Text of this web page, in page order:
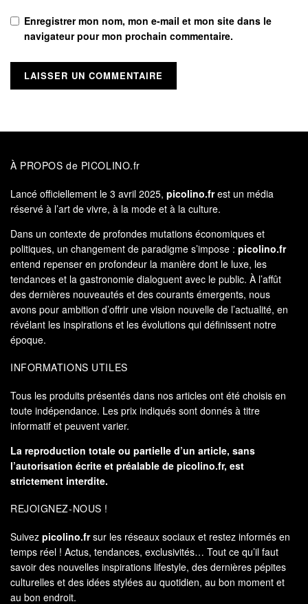
Enregistrer mon nom, mon e-mail et mon site dans le
navigateur pour mon prochain commentaire.
À PROPOS de PICOLINO.fr
Lancé officiellement le 3 avril 2025, picolino.frest un média
réservé à l’art de vivre, à la mode et à la culture.
Dans un contexte de profondes mutations économiques et
politiques, un changement de paradigme s’impose : picolino.fr
entend repenser en profondeur la manière dont le luxe, les
tendances et la gastronomie dialoguent avec le public. À l’affût
des dernières nouveautés et des courants émergents, nous
avons pour ambition d’offrir une vision nouvelle de l’actualité, en
révélant les inspirations et les évolutions qui définissent notre
époque.
INFORMATIONS UTILES
Tous les produits présentés dans nos articles ont été choisis en
toute indépendance. Les prix indiqués sont donnés à titre
informatif et peuvent varier.
La reproduction totale ou partielle d’un article, sans
l’autorisation écrite et préalable de picolino.fr, est
strictement interdite.
REJOIGNEZ-NOUS !
Suivez picolino.frsur les réseaux sociaux et restez informés en
temps réel ! Actus, tendances, exclusivités… Tout ce qu’il faut
savoir des nouvelles inspirations lifestyle, des dernières pépites
culturelles et des idées stylées au quotidien, au bon moment et
au bon endroit.